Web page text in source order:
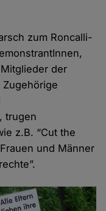
zum Roncalli-
der
trugen
z.B. “Cut the
und Männer